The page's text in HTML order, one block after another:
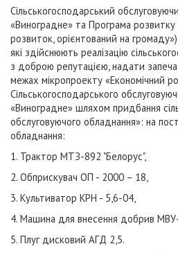
Сільськогосподарський
«Виноградне» та Програма
розвиток, орієнтований на
які здійснюють реалізацію
з доброю репутацією, надати
межах мікропроекту «Економічний
Сільськогосподарського
«Виноградне» шляхом придбання
обслуговуючого обладнання»: на
обладнання:
1. Трактор МТЗ-892 "Белорус",
2. Обприскувач ОП - 2000 – 18,
3. Культиватор КРН - 5,6-04,
4. Машина для внесення добрив
5. Плуг дисковий АГД 2,5.